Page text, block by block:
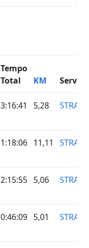
Tempo
Total
KM Serviço
3:16:41 5,28 STRAVA
1:18:06 11,11 STRAVA
2:15:55 5,06 STRAVA
0:46:09 5,01 STRAVA